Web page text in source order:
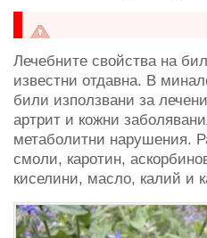
Лечебните свойства на
известни отдавна. В
били използвани за
артрит и кожни
метаболитни нарушения.
смоли, каротин,
киселини, масло, калий и